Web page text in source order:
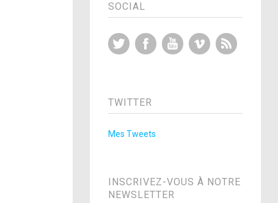
SOCIAL
Twitter FacebookYouTubeVimeo
TWITTER
Mes Tweets
INSCRIVEZ-VOUS À NOTRE
NEWSLETTER